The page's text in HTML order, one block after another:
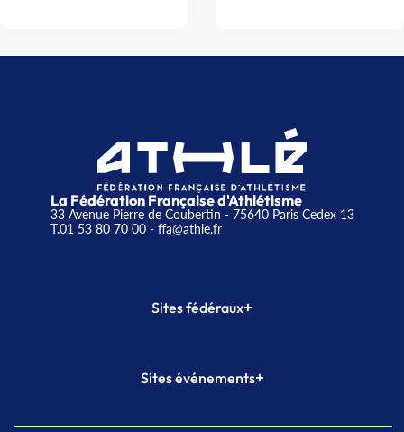
La Fédération Française d'Athlétisme
33 Avenue Pierre de Coubertin - 75640 Paris Cedex 13
T.01 53 80 70 00- ffa@athle.fr
Sites fédéraux+
Plateforme Formation
Sites événements+